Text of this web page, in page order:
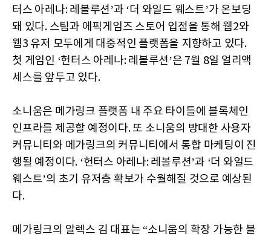
터스 아레나: 레볼루션’과 ‘더 와일드 웨스트’가 온보딩
돼 있다. 스팀과 에픽게임즈 스토어 입점을 통해 웹2와
웹3 유저 모두에게 대중적인 플랫폼을 지향하고 있다.
첫 게임인 ‘헌터스 아레나: 레볼루션’은 7월 8일 얼리액
세스를 앞두고 있다.
소니움은 메가링크 플랫폼 내 주요 타이틀에 블록체인
인프라를 제공할 예정이다. 또 소니움의 방대한 사용자
커뮤니티와 메가링크의 커뮤니티에서 통합 마케팅이 진
행될 예정이다. ‘헌터스 아레나: 레볼루션’과 ‘더 와일드
웨스트’의 초기 유저층 확보가 수월해질 것으로 예상된
다.
메가링크의 알렉스 김 대표는 “소니움의 확장 가능한 블